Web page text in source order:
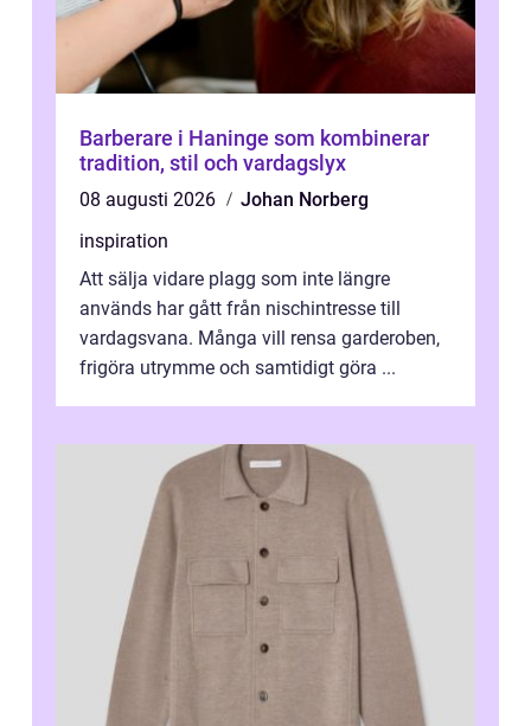
Barberare i Haninge som kombinerar
tradition, stil och vardagslyx
08 augusti 2026
Johan Norberg
inspiration
Att sälja vidare plagg som inte längre
används har gått från nischintresse till
vardagsvana. Många vill rensa garderoben,
frigöra utrymme och samtidigt göra ...